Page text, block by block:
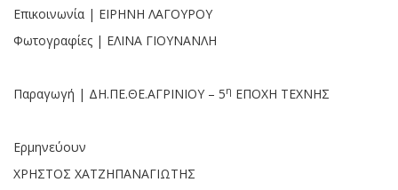
Επικοινωνία | ΕΙΡΗΝΗ ΛΑΓΟΥΡΟΥ
Φωτογραφίες | ΕΛΙΝΑ ΓΙΟΥΝΑΝΛΗ
Παραγωγή | ΔΗ.ΠΕ.ΘΕ.ΑΓΡΙΝΙΟΥ – 5η ΕΠΟΧΗ ΤΕΧΝΗΣ
Ερμηνεύουν
ΧΡΗΣΤΟΣ ΧΑΤΖΗΠΑΝΑΓΙΩΤΗΣ